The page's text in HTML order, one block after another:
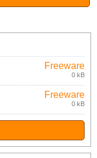
Freeware
0 kB
Freeware
0 kB